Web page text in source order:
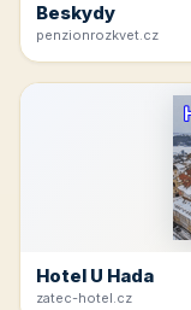
Beskydy
penzionrozkvet.cz
Hotel U Hada
zatec-hotel.cz